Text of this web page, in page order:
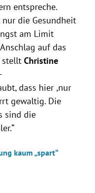
entspreche.
die Gesundheit
am Limit
auf das
stellt Christine
dass hier ,nur
gewaltig. Die
sind die
kaum „spart“